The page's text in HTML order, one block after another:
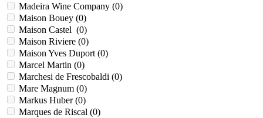
Madeira Wine Company (0)
Maison Bouey (0)
Maison Castel (0)
Maison Riviere (0)
Maison Yves Duport (0)
Marcel Martin (0)
Marchesi de Frescobaldi (0)
Mare Magnum (0)
Markus Huber (0)
Marques de Riscal (0)